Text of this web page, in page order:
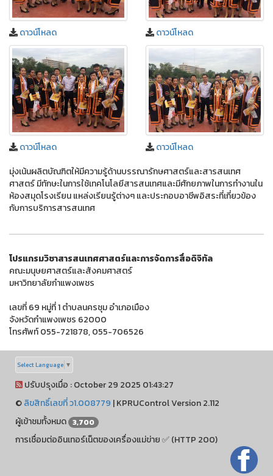
ดาวน์โหลด ดาวน์โหลด
ดาวน์โหลด
ดาวน์โหลด
มุ่งเน้นผลิตบัณฑิตให้มีความรู้ด้านบรรณารักษศาสตร์และสารสนเทศ
ศาสตร์ มีทักษะในการใช้เทคโนโลยีสารสนเทศและมีศักยภาพในการทํางานใน
ห้องสมุดโรงเรียน แหล่งเรียนรู้ต่างๆ และประกอบอาชีพอิสระที่เกี่ยวข้อง
กับการบริการสารสนเทศ
โปรแกรมวิชาสารสนเทศศาสตร์และการจัดการสื่อดิจิทัล
คณะมนุษยศาสตร์และสังคมศาสตร์
มหาวิทยาลัยกำแพงเพชร
เลขที่ 69 หมู่ที่ 1 ตำบลนครชุม อำเภอเมือง
จังหวัดกำแพงเพชร 62000
โทรศัพท์ 055-721878, 055-706526
Select Language ▼
ปรับปรุงเมื่อ : October 29 2025 01:43:27
©ลิขสิทธิ์เลขที่ ว1.008779 |KPRUControl Version 2.112
ผู้เข้าชมทั้งหมด 3,700
การเชื่อมต่ออินเทอร์เน็ตของเครื่องแม่ข่าย ✅ (HTTP 200)